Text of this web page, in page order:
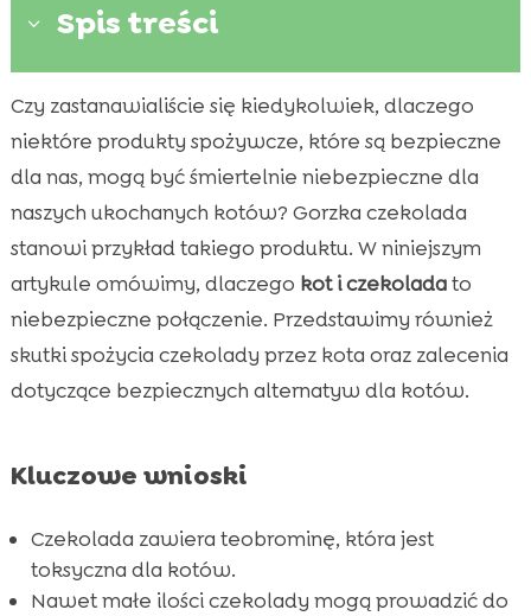
3 Spis treści
 Dlaczego koty nie powinny jeść czekolady
 Rodzaje czekolady a zagrożenia dla zdrowia
kota
 Co robić, jeśli kot zje czekoladę
 Alternatywy dla czekolady – bezpieczne
smakołyki dla kota
 Dlaczego koty są przyciągane do czekolady
 Czy biała czekolada jest równie szkodliwa dla
kotów
 Utrzymywanie zdrowej diety dla kota
 CricksyCat – idealny wybór dla każdego kota
 Program pierwszej pomocy dla kotów
Czy zastanawialiście się kiedykolwiek, dlaczego
niektóre produkty spożywcze, które są bezpieczne
dla nas, mogą być śmiertelnie niebezpieczne dla
naszych ukochanych kotów? Gorzka czekolada
stanowi przykład takiego produktu. W niniejszym
artykule omówimy, dlaczego kot i czekoladato
niebezpieczne połączenie. Przedstawimy również
skutki spożycia czekolady przez kota oraz zalecenia
dotyczące bezpiecznych alternatyw dla kotów.
Kluczowe wnioski
Czekolada zawiera teobrominę, która jest
toksyczna dla kotów.
Nawet małe ilości czekolady mogą prowadzić do